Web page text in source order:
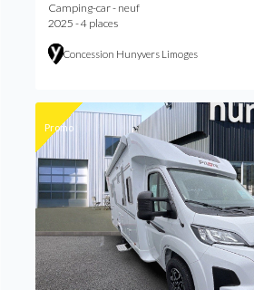
Camping-car - neuf
2025 - 4 places
Concession Hunyvers Limoges
Promo